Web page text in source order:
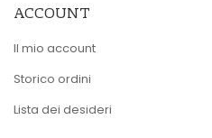
ACCOUNT
Il mio account
Storico ordini
Lista dei desideri